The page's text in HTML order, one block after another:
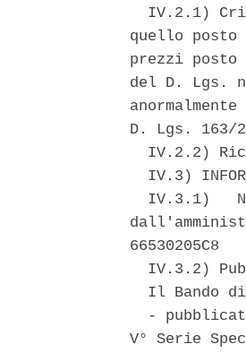
IV.2.1)
quello posto
prezzi
del D. Lgs.
D. Lgs. 163/
IV.2.2)
IV.3)
IV.3.1)
66530205C8
IV.3.2)
Il Bando
-
V° Serie